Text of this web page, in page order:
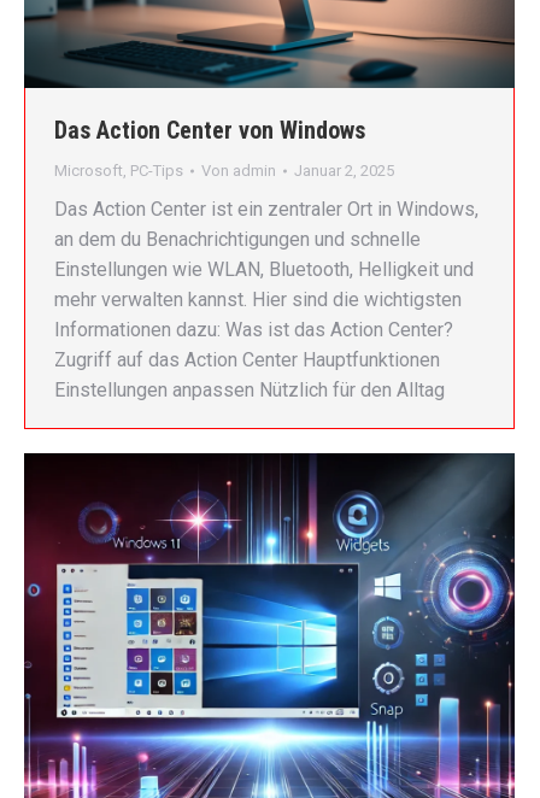
Das Action Center von Windows
Microsoft, PC-Tips Von admin Januar 2, 2025
Das Action Center ist ein zentraler Ort in Windows,
an dem du Benachrichtigungen und schnelle
Einstellungen wie WLAN, Bluetooth, Helligkeit und
mehr verwalten kannst. Hier sind die wichtigsten
Informationen dazu: Was ist das Action Center?
Zugriff auf das Action Center Hauptfunktionen
Einstellungen anpassen Nützlich für den Alltag